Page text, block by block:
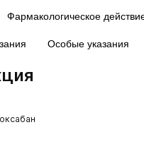
Фармакологическое
Особые указания